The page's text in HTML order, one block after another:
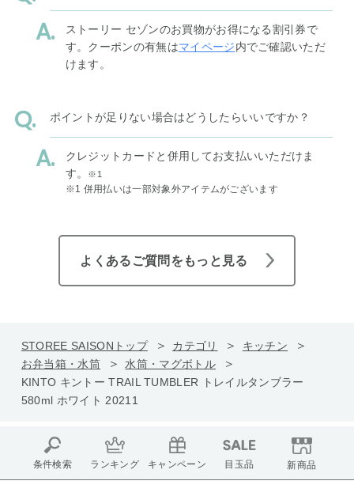
ストーリー セゾンのお買物がお得になる割引券で
す。クーポンの有無はマイページ内でご確認いただ
けます。
ポイントが足りない場合はどうしたらいいですか？
クレジットカードと併用してお支払いいただけま
す。
※1
※1 併用払いは一部対象外アイテムがございます
よくあるご質問をもっと見る
STOREE SAISONトップ カテゴリ
キッチン
お弁当箱・水筒
水筒・マグボトル
KINTO キントー TRAIL TUMBLER トレイルタンブラー
580ml ホワイト 20211
条件検索 ランキング キャンペーン 目玉品 新商品